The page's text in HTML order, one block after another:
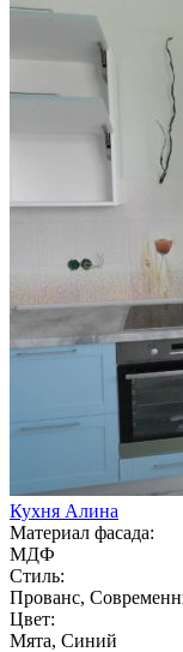
Кухня Алина
Материал фасада:
МДФ
Стиль:
Прованс,
Цвет:
Мята, Синий